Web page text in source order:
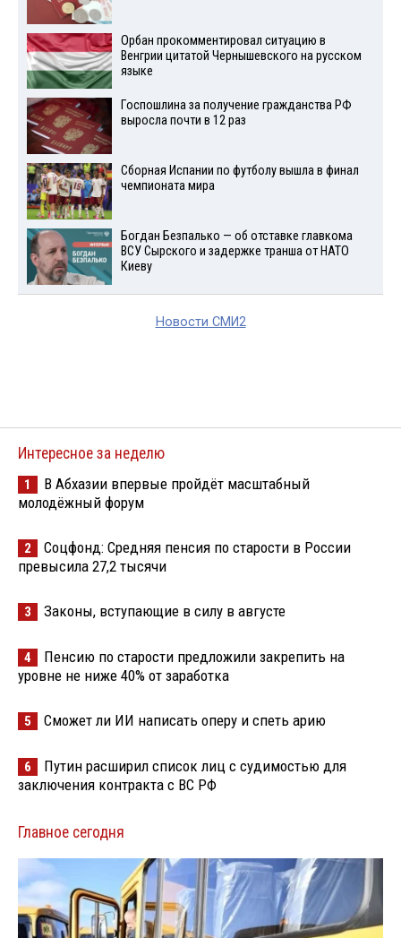
Орбан прокомментировал ситуацию в
Венгрии цитатой Чернышевского на русском
языке
Госпошлина за получение гражданства РФ
выросла почти в 12 раз
Сборная Испании по футболу вышла в финал
чемпионата мира
Богдан Безпалько — об отставке главкома
ВСУ Сырского и задержке транша от НАТО
Киеву
Новости СМИ2
Интересное за неделю
1
В Абхазии впервые пройдёт масштабный
молодёжный форум
2
Соцфонд: Средняя пенсия по старости в России
превысила 27,2 тысячи
3 Законы, вступающие в силу в августе
4
Пенсию по старости предложили закрепить на
уровне не ниже 40% от заработка
5 Сможет ли ИИ написать оперу и спеть арию
6
Путин расширил список лиц с судимостью для
заключения контракта с ВС РФ
Главное сегодня